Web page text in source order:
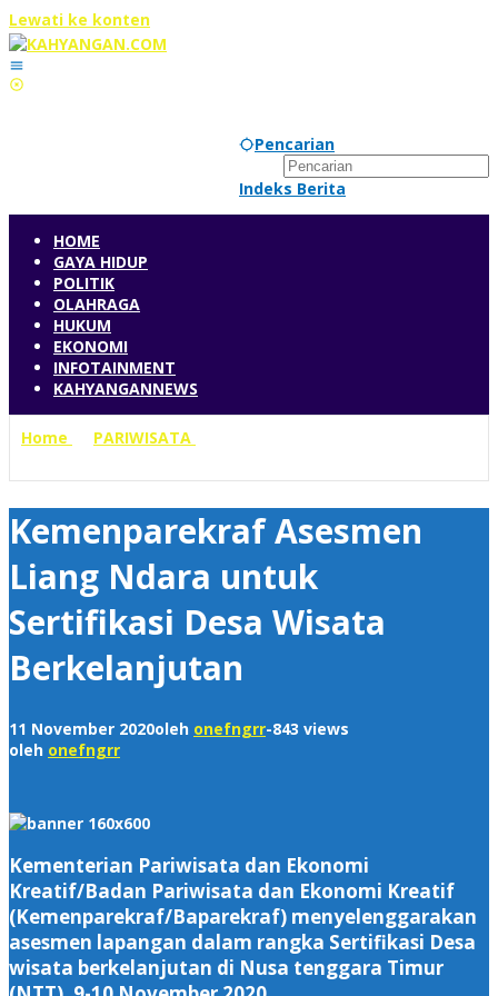
Lewati ke konten
Pencarian
Indeks Berita
HOME
GAYA HIDUP
POLITIK
OLAHRAGA
HUKUM
EKONOMI
INFOTAINMENT
KAHYANGANNEWS
Home PARIWISATA
Kemenparekraf Asesmen
Liang Ndara untuk
Sertifikasi Desa Wisata
Berkelanjutan
11 November 2020oleh onefngrr-843 views
oleh onefngrr
Kementerian Pariwisata dan Ekonomi
Kreatif/Badan Pariwisata dan Ekonomi Kreatif
(Kemenparekraf/Baparekraf) menyelenggarakan
asesmen lapangan dalam rangka Sertifikasi Desa
wisata berkelanjutan di Nusa tenggara Timur